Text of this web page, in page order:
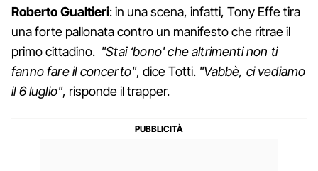
Roberto Gualtieri: in una scena, infatti, Tony Effe tira
una forte pallonata contro un manifesto che ritrae il
primo cittadino. "Stai ‘bono' che altrimenti non ti
fanno fare il concerto", dice Totti. "Vabbè, ci vediamo
il 6 luglio", risponde il trapper.